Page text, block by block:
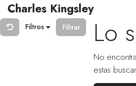
Charles Kingsley
Filtros Filtrar Lo
No
estas